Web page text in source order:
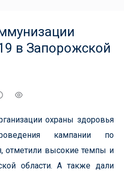
в Запорожской
охраны здоровья
кампании по
отметили высокие темпы и
области. А также дали